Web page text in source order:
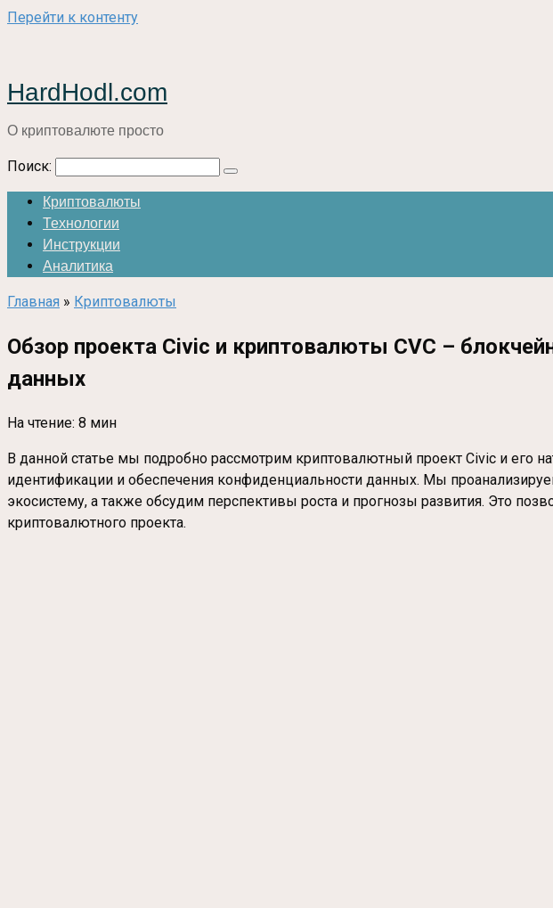
Перейти к контенту
HardHodl.com
О криптовалюте просто
Поиск:
Криптовалюты
Технологии
Инструкции
Аналитика
Главная » Криптовалюты
Обзор проекта Civic и криптовалюты CVC –
данных
На чтение: 8 мин
В данной статье мы подробно рассмотрим криптовалютный проект Civic и его
идентификации и обеспечения конфиденциальности данных. Мы
экосистему, а также обсудим перспективы роста и прогнозы развития. Это
криптовалютного проекта.